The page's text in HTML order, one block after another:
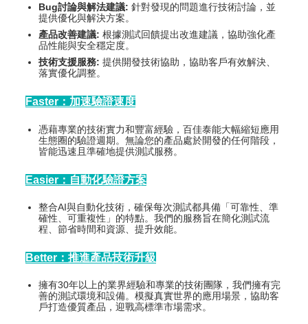
Bug討論與解法建議: 針對發現的問題進行技術討論，並
提供優化與解決方案。
產品改善建議: 根據測試回饋提出改進建議，協助強化產
品性能與安全穩定度。
技術支援服務: 提供開發技術協助，協助客戶有效解決、
落實優化調整。
Faster ：加速驗證速度
憑藉專業的技術實力和豐富經驗，百佳泰能大幅縮短應用
生態圈的驗證週期。無論您的產品處於開發的任何階段，
皆能迅速且準確地提供測試服務。
Easier ：自動化驗證方案
整合AI與自動化技術，確保每次測試都具備「可靠性、準
確性、可重複性」的特點。我們的服務旨在簡化測試流
程、節省時間和資源、提升效能。
Better：推進產品技術升級
擁有30年以上的業界經驗和專業的技術團隊，我們擁有完
善的測試環境和設備。模擬真實世界的應用場景，協助客
戶打造優質產品，迎戰高標準市場需求。